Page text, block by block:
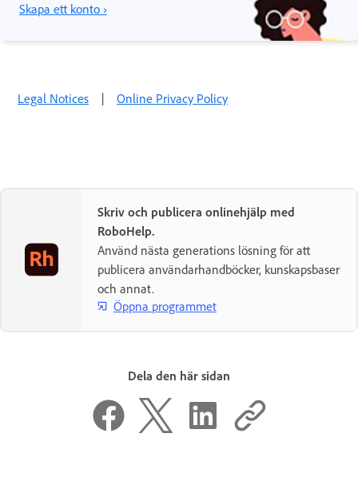
Skapa ett konto ›
Legal Notices | Online Privacy Policy
Skriv och publicera onlinehjälp med
RoboHelp.
Använd nästa generations lösning för att
publicera användarhandböcker, kunskapsbaser
och annat.
Öppna programmet
Dela den här sidan